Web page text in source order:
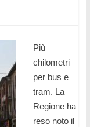
Più
chilometri
per bus e
tram. La
Regione ha
reso noto il